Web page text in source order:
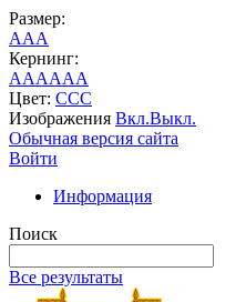
Размер:
AAA
Кернинг:
AAAAAA
Цвет: CCC
Изображения Вкл.Выкл.
Обычная версия сайта
Войти
Информация
Поиск
Все результаты